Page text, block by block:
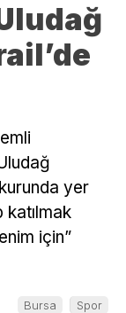
yer
katılmak
için”
Bursa Spor